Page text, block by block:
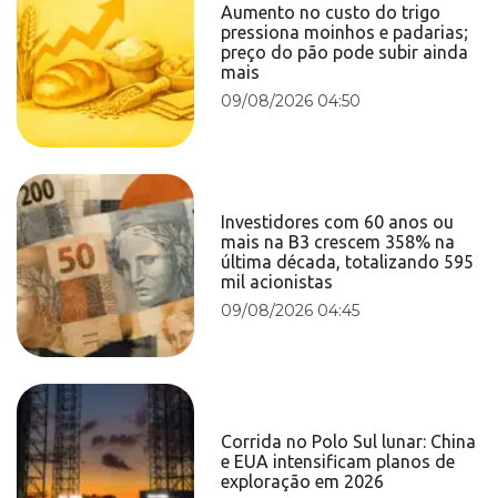
Aumento no custo do trigo
pressiona moinhos e padarias;
preço do pão pode subir ainda
mais
09/08/2026 04:50
Investidores com 60 anos ou
mais na B3 crescem 358% na
última década, totalizando 595
mil acionistas
09/08/2026 04:45
Corrida no Polo Sul lunar: China
e EUA intensificam planos de
exploração em 2026